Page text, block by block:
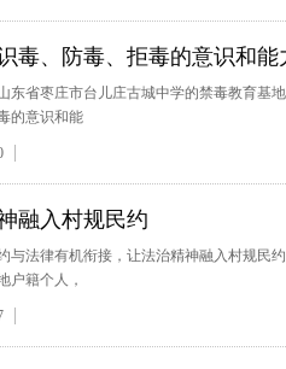
毒、防毒、拒毒的意识和能
省枣庄市台儿庄古城中学的禁毒教育基地
的意识和能
融入村规民约
与法律有机衔接，让法治精神融入村规民
户籍个人，